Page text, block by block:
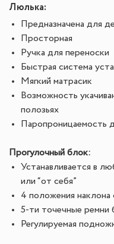
Люлька:
Предназначена для
Просторная
Ручка для переноски
Быстрая система
Мягкий матрасик
Возможность
полозьях
Паропроницаемость
Прогулочный блок:
Устанавливается в
или “от себя”
4 положения наклона
5-ти точечные ремни
Регулируемая